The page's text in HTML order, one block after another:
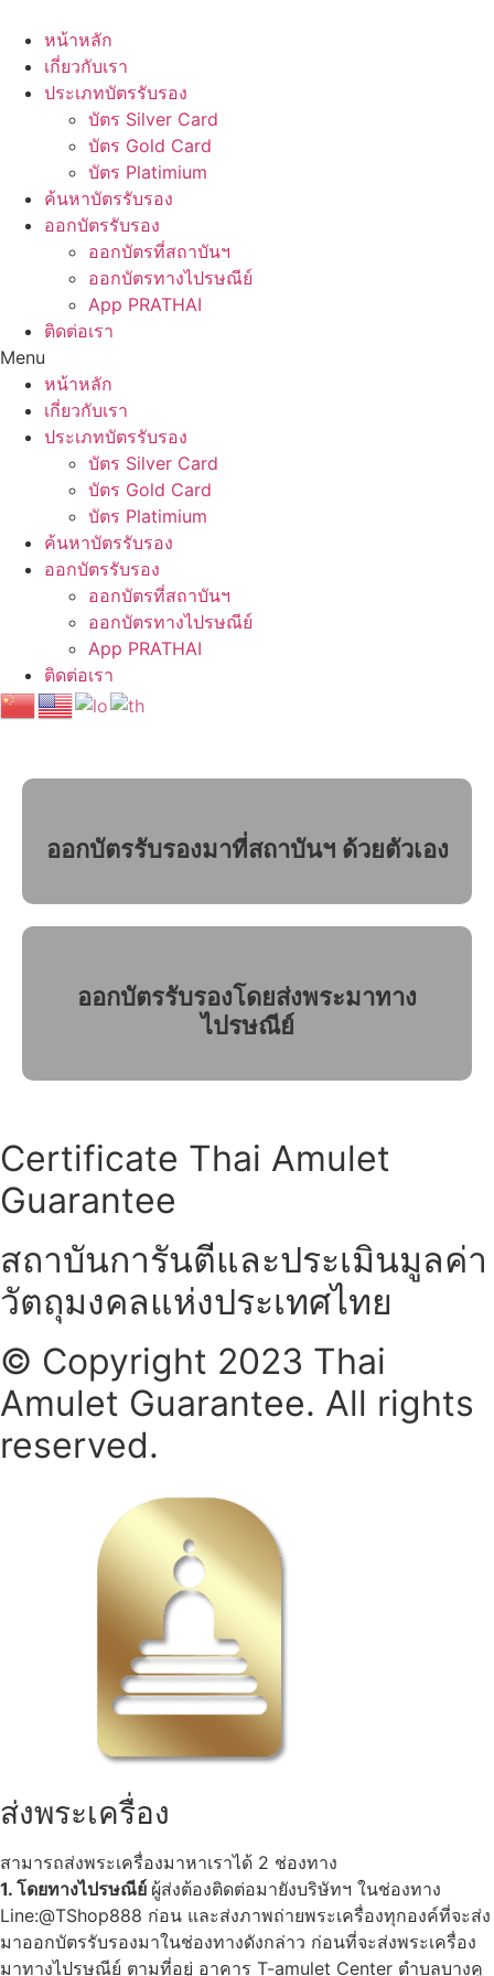
content
หน้าหลัก
เกี่ยวกับเรา
ประเภทบัตรรับรอง
บัตร Silver Card
บัตร Gold Card
บัตร Platimium
ค้นหาบัตรรับรอง
ออกบัตรรับรอง
ออกบัตรที่สถาบันฯ
ออกบัตรทางไปรษณีย์
App PRATHAI
ติดต่อเรา
Menu
หน้าหลัก
เกี่ยวกับเรา
ประเภทบัตรรับรอง
บัตร Silver Card
บัตร Gold Card
บัตร Platimium
ค้นหาบัตรรับรอง
ออกบัตรรับรอง
ออกบัตรที่สถาบันฯ
ออกบัตรทางไปรษณีย์
App PRATHAI
ติดต่อเรา
ออกบัตรรับรองมาที่สถาบันฯ ด้วยตัวเอง
ออกบัตรรับรองโดยส่งพระมาทาง
ไปรษณีย์
Certificate Thai Amulet
Guarantee
สถาบันการันตีและประเมินมูลค่า
วัตถุมงคลแห่งประเทศไทย
© Copyright 2023 Thai
Amulet Guarantee. All rights
reserved.
ส่งพระเครื่อง
สามารถส่งพระเครื่องมาหาเราได้ 2 ช่องทาง
1. โดยทางไปรษณีย์ ผู้ส่งต้องติดต่อมายังบริษัทฯ ในช่องทาง
Line:@TShop888 ก่อน และส่งภาพถ่ายพระเครื่องทุกองค์ที่จะส่ง
มาออกบัตรรับรองมาในช่องทางดังกล่าว ก่อนที่จะส่งพระเครื่อง
มาทางไปรษณีย์ ตามที่อยู่ อาคาร T-amulet Center ตำบลบางคู